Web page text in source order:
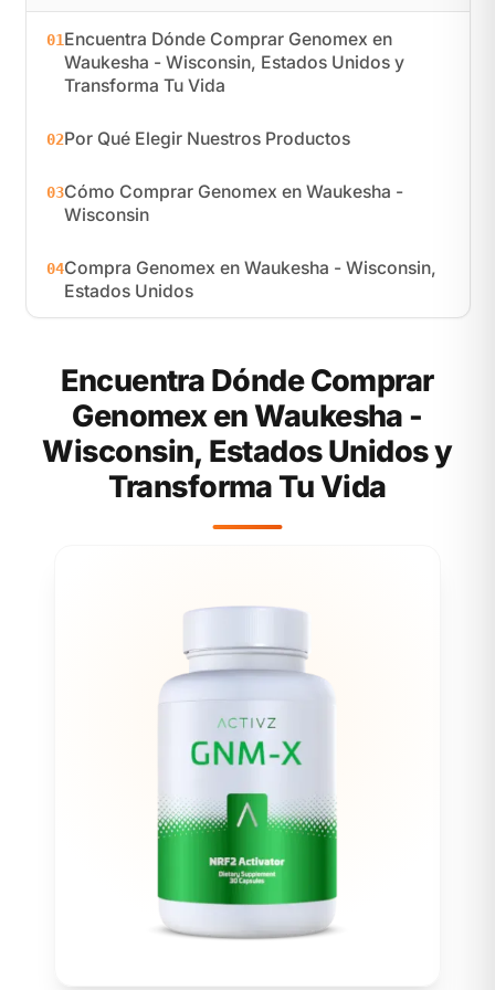
01Encuentra Dónde Comprar Genomex en
Waukesha - Wisconsin, Estados Unidos y
Transforma Tu Vida
02Por Qué Elegir Nuestros Productos
03Cómo Comprar Genomex en Waukesha -
Wisconsin
04Compra Genomex en Waukesha - Wisconsin,
Estados Unidos
Encuentra Dónde Comprar
Genomex en Waukesha -
Wisconsin, Estados Unidos y
Transforma Tu Vida